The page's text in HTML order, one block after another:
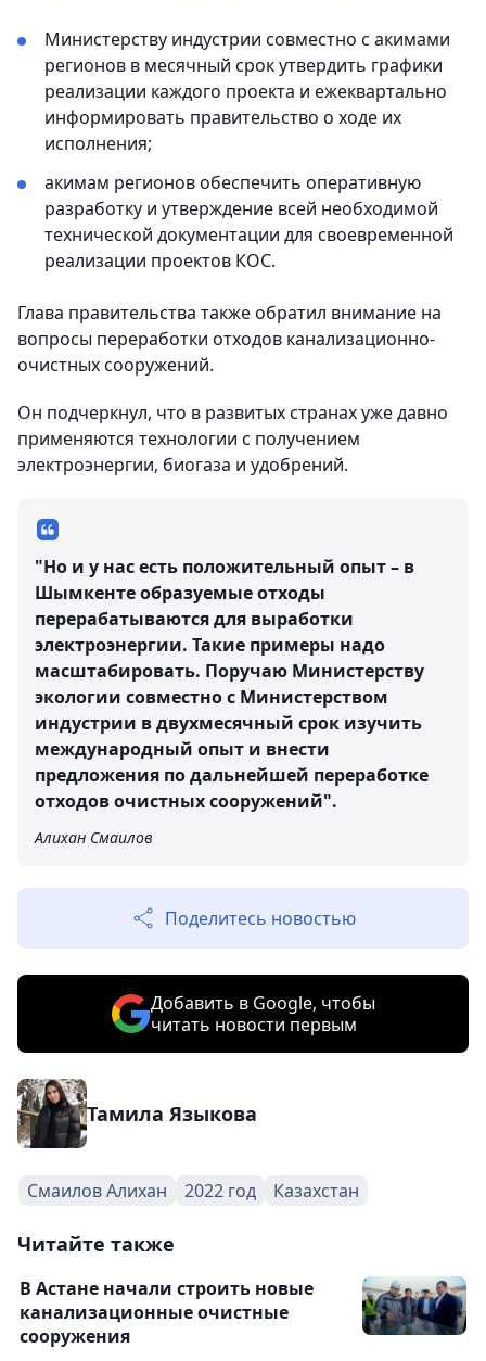
Министерству индустрии совместно с акимами
регионов в месячный срок утвердить графики
реализации каждого проекта и ежеквартально
информировать правительство о ходе их
исполнения;
акимам регионов обеспечить оперативную
разработку и утверждение всей необходимой
технической документации для своевременной
реализации проектов КОС.
Глава правительства также обратил внимание на
вопросы переработки отходов канализационно-
очистных сооружений.
Он подчеркнул, что в развитых странах уже давно
применяются технологии с получением
электроэнергии, биогаза и удобрений.
"Но и у нас есть положительный опыт – в
Шымкенте образуемые отходы
перерабатываются для выработки
электроэнергии. Такие примеры надо
масштабировать. Поручаю Министерству
экологии совместно с Министерством
индустрии в двухмесячный срок изучить
международный опыт и внести
предложения по дальнейшей переработке
отходов очистных сооружений".
Алихан Смаилов
Поделитесь новостью
Добавить в Google, чтобы
читать новости первым
Тамила Языкова
Смаилов Алихан 2022 год Казахстан
Читайте также
В Астане начали строить новые
канализационные очистные
сооружения